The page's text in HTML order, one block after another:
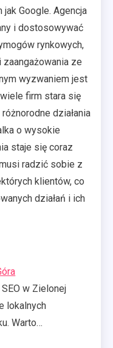
Google. Agencja
i dostosowywać
rynkowych,
ze
wyzwaniem jest
firm stara się
działania
o wysokie
staje się coraz
radzić sobie z
klientów, co
działań i ich
w Zielonej
lokalnych
Warto…